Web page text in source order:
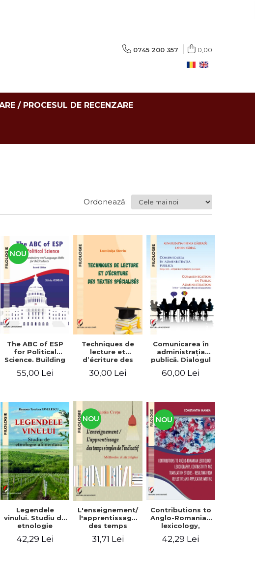
0745 200 357 0,00
/ PROCESUL DE RECENZARE
Ordonează:
NOU
The ABC of ESP
for Political
Science. Building
vocabulary and
language skills
55,00 Lei
Techniques de
lecture et
d’écriture des
spécialisés
30,00 Lei
Comunicarea în
administraţia
publică. Dialogul
stat – cetăţean în
context naţional
administration .
The state-citizen
dialogue in
national and
European
context
60,00 Lei
Legendele
vinului. Studiu de
etnologie
42,29 Lei
NOU
L'enseignement/
l'apprentissage
des temps
l'indicatif.
31,71 Lei
NOU
Contributions to
Anglo-Romanian
lexicology,
contrastivity and
42,29 Lei